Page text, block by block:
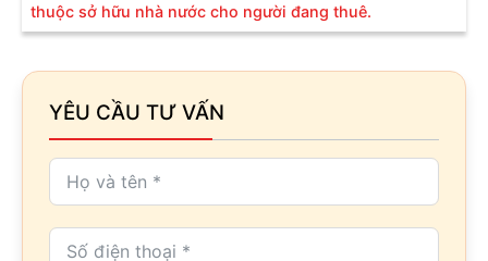
thuộc sở hữu nhà nước cho người đang thuê.
YÊU CẦU TƯ VẤN